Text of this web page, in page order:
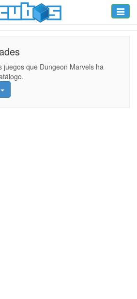
Toggle
juegos que Dungeon Marvels ha